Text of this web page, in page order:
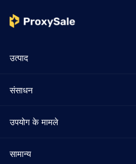
उत्पाद
संसाधन
उपयोग के मामले
सामान्य